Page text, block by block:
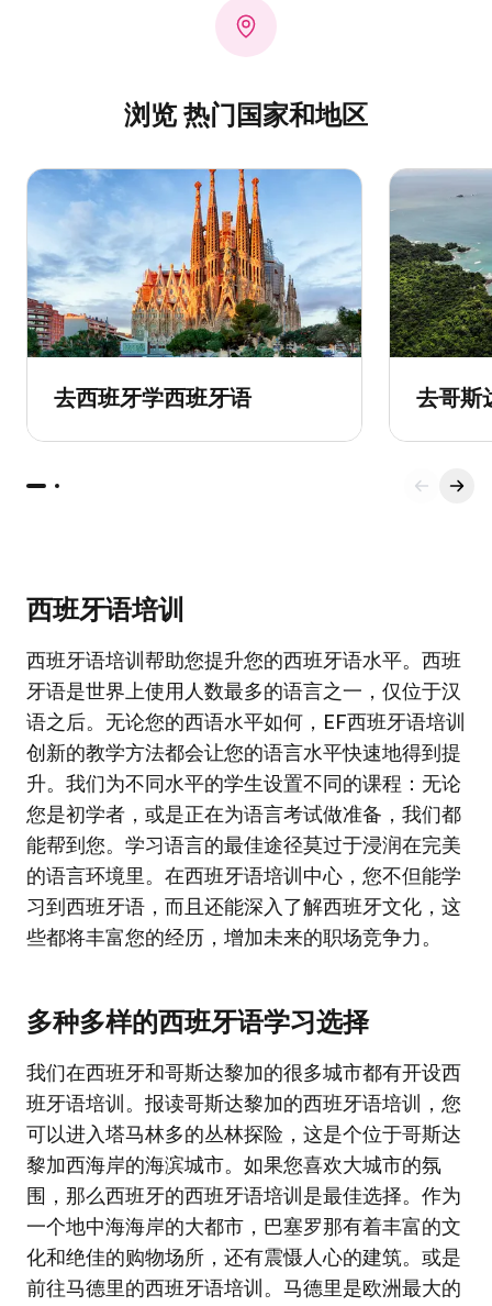
浏览 热门国家和地区
去西班牙学西班牙语 去哥斯
西班牙语培训
西班牙语培训帮助您提升您的西班牙语水平。西班
牙语是世界上使用人数最多的语言之一，仅位于汉
语之后。无论您的西语水平如何，EF西班牙语培训
创新的教学方法都会让您的语言水平快速地得到提
升。我们为不同水平的学生设置不同的课程：无论
您是初学者，或是正在为语言考试做准备，我们都
能帮到您。学习语言的最佳途径莫过于浸润在完美
的语言环境里。在西班牙语培训中心，您不但能学
习到西班牙语，而且还能深入了解西班牙文化，这
些都将丰富您的经历，增加未来的职场竞争力。
多种多样的西班牙语学习选择
我们在西班牙和哥斯达黎加的很多城市都有开设西
班牙语培训。报读哥斯达黎加的西班牙语培训，您
可以进入塔马林多的丛林探险，这是个位于哥斯达
黎加西海岸的海滨城市。如果您喜欢大城市的氛
围，那么西班牙的西班牙语培训是最佳选择。作为
一个地中海海岸的大都市，巴塞罗那有着丰富的文
化和绝佳的购物场所，还有震慑人心的建筑。或是
前往马德里的西班牙语培训。马德里是欧洲最大的